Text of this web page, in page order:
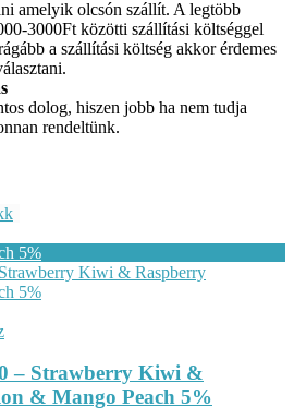
amelyik olcsón szállít. A legtöbb
3000Ft közötti szállítási költséggel
a szállítási költség akkor érdemes
dolog, hiszen jobb ha nem tudja
rendeltünk.
– Strawberry Kiwi &
& Mango Peach 5%